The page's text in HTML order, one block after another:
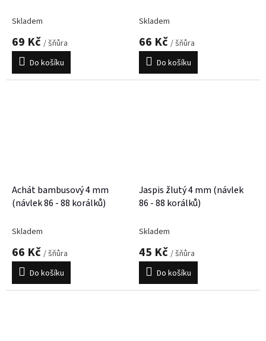
Skladem
69 Kč / šňůra
Do košíku
Skladem
66 Kč / šňůra
Do košíku
Achát bambusový 4 mm
(návlek 86 - 88 korálků)
Skladem
66 Kč / šňůra
Do košíku
Jaspis žlutý 4 mm (návlek
86 - 88 korálků)
Skladem
45 Kč / šňůra
Do košíku